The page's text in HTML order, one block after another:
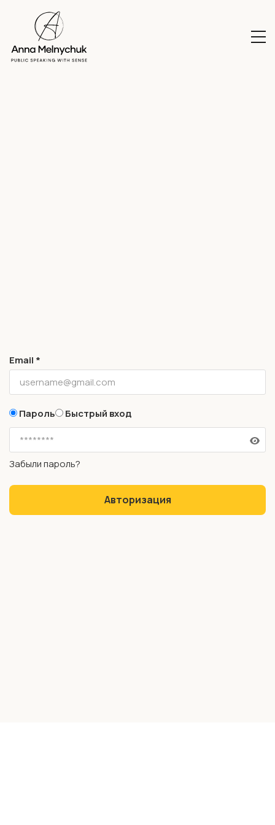
Email *
Пароль Быстрый вход
Забыли пароль?
Авторизация